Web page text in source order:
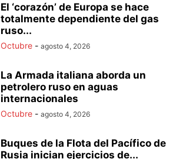
El ‘corazón’ de Europa se hace
totalmente dependiente del gas
ruso...
Octubre - agosto 4, 2026
La Armada italiana aborda un
petrolero ruso en aguas
internacionales
Octubre - agosto 4, 2026
Buques de la Flota del Pacífico de
Rusia inician ejercicios de...